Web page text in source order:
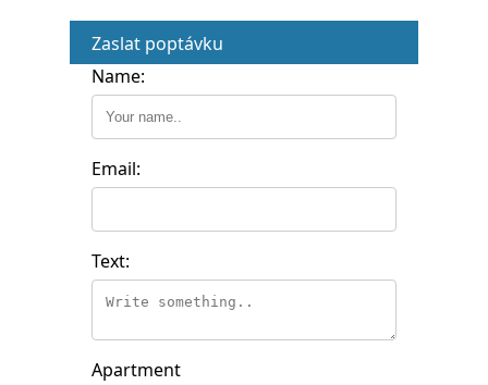
Zaslat poptávku
Name:
Email:
Text:
Apartment